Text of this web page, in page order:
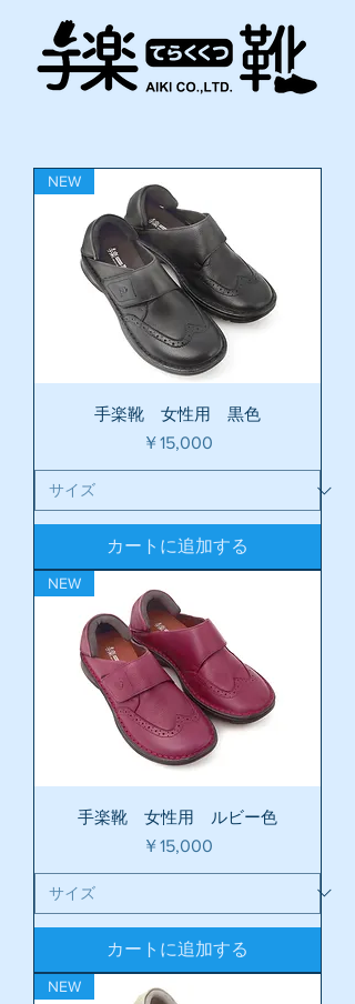
NEW
手楽靴 女性用 黒色
価格
￥15,000
カートに追加する
NEW
手楽靴 女性用 ルビー色
価格
￥15,000
カートに追加する
NEW